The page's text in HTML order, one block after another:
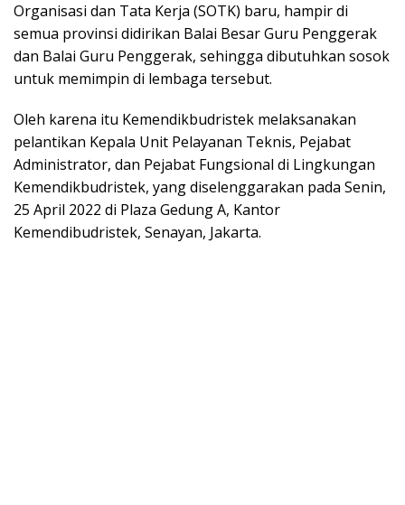
Organisasi dan Tata Kerja (SOTK) baru, hampir di
semua provinsi didirikan Balai Besar Guru Penggerak
dan Balai Guru Penggerak, sehingga dibutuhkan sosok
untuk memimpin di lembaga tersebut.
Oleh karena itu Kemendikbudristek melaksanakan
pelantikan Kepala Unit Pelayanan Teknis, Pejabat
Administrator, dan Pejabat Fungsional di Lingkungan
Kemendikbudristek, yang diselenggarakan pada Senin,
25 April 2022 di Plaza Gedung A, Kantor
Kemendibudristek, Senayan, Jakarta.